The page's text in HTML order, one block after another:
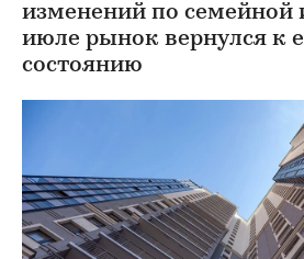
изменений по семейной
июле рынок вернулся к
состоянию